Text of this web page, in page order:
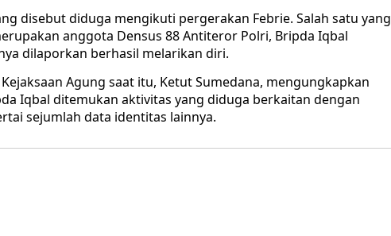
disebut diduga mengikuti pergerakan Febrie. Salah satu yang
anggota Densus 88 Antiteror Polri, Bripda Iqbal
dilaporkan berhasil melarikan diri.
Agung saat itu, Ketut Sumedana, mengungkapkan
Iqbal ditemukan aktivitas yang diduga berkaitan dengan
sejumlah data identitas lainnya.